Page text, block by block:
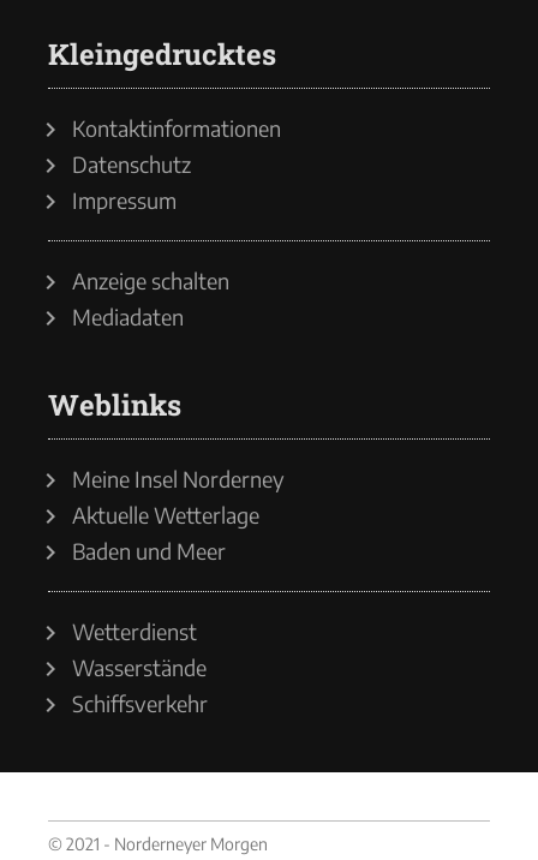
Kleingedrucktes
Kontaktinformationen
Datenschutz
Impressum
Anzeige schalten
Mediadaten
Weblinks
Meine Insel Norderney
Aktuelle Wetterlage
Baden und Meer
Wetterdienst
Wasserstände
Schiffsverkehr
© 2021 - Norderneyer Morgen